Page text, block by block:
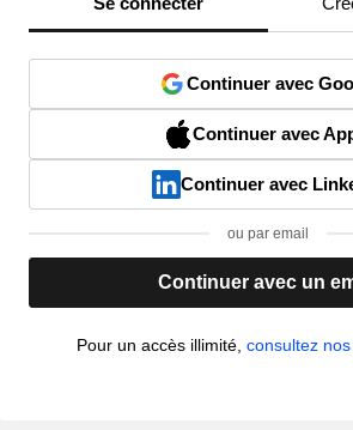
Continuer avec
Continuer avec
Continuer avec
ou par email
Continuer avec un
Pour un accès illimité, consultez